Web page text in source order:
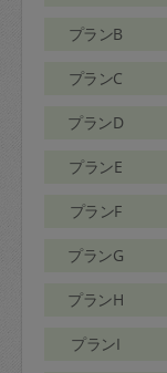
プランB
プランC
プランD
プランE
プランF
プランG
プランH
プランI